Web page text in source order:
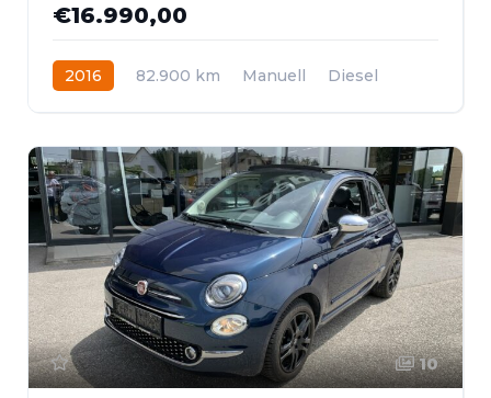
€16.990,00
2016 82.900 km Manuell
Diesel
10